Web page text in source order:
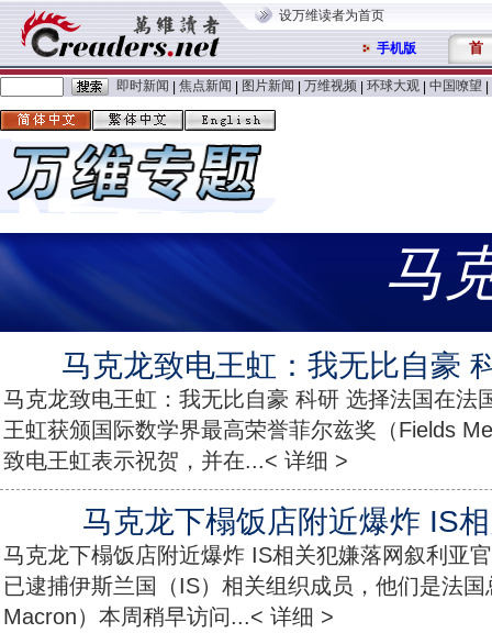
设万维读者为首页
手机版 首
即时新闻 焦点新闻 图片新闻 万维视频 环球大观 中国嘹望
马
马克龙致电王虹：我无比自豪
马克龙致电王虹：我无比自豪 科研 选择法国在法
王虹获颁国际数学界最高荣誉菲尔兹奖（Fields
致电王虹表示祝贺，并在...< 详细 >
马克龙下榻饭店附近爆炸 IS
马克龙下榻饭店附近爆炸 IS相关犯嫌落网叙利亚
已逮捕伊斯兰国（IS）相关组织成员，他们是法
Macron）本周稍早访问...< 详细 >